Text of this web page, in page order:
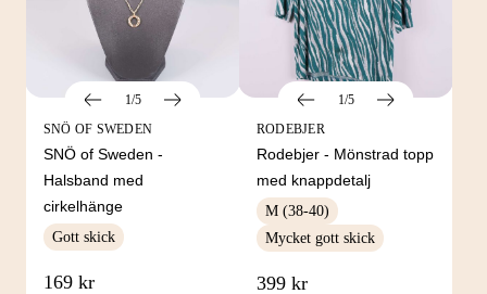
1/5
SNÖ OF SWEDEN
SNÖ of Sweden -
Halsband med
cirkelhänge
Gott skick
169 kr
1/5
RODEBJER
Rodebjer - Mönstrad topp
med knappdetalj
M (38-40)
Mycket gott skick
399 kr